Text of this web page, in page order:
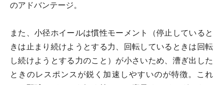
のアドバンテージ。
また、小径ホイールは慣性モーメント（停止していると
きは止まり続けようとする力、回転しているときは回転
し続けようとする力のこと）が小さいため、漕ぎ出した
ときのレスポンスが鋭く加速しやすいのが特徴。これ